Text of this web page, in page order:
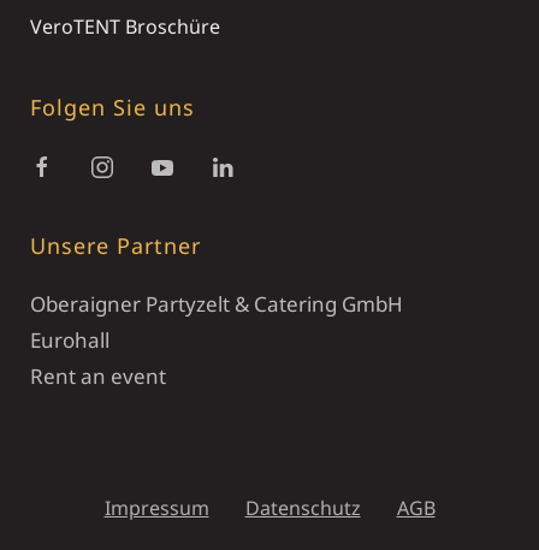
VeroTENT Broschüre
Folgen Sie uns
Unsere Partner
Oberaigner Partyzelt & Catering GmbH
Eurohall
Rent an event
Impressum Datenschutz AGB